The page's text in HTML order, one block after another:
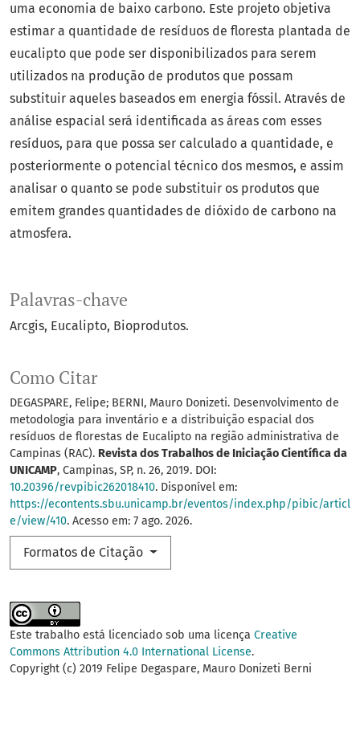
Palavras-chave
Arcgis Eucalipto Bioprodutos.
Como Citar
DEGASPARE, Felipe; BERNI, Mauro Donizeti. Desenvolvimento de
metodologia para inventário e a distribuição espacial dos
resíduos de florestas de Eucalipto na região administrativa de
Campinas (RAC). Revista dos Trabalhos de Iniciação Científica da
UNICAMP, Campinas, SP, n. 26, 2019. DOI:
10.20396/revpibic262018410. Disponível em:
https://econtents.sbu.unicamp.br/eventos/index.php/pibic/articl
e/view/410. Acesso em: 7 ago. 2026.
Formatos de Citação
uma economia de baixo carbono. Este projeto objetiva
estimar a quantidade de resíduos de floresta plantada de
eucalipto que pode ser disponibilizados para serem
utilizados na produção de produtos que possam
substituir aqueles baseados em energia fóssil. Através de
análise espacial será identificada as áreas com esses
resíduos, para que possa ser calculado a quantidade, e
posteriormente o potencial técnico dos mesmos, e assim
analisar o quanto se pode substituir os produtos que
emitem grandes quantidades de dióxido de carbono na
atmosfera.
Este trabalho está licenciado sob uma licença Creative
Commons Attribution 4.0 International License.
Copyright (c) 2019 Felipe Degaspare, Mauro Donizeti Berni